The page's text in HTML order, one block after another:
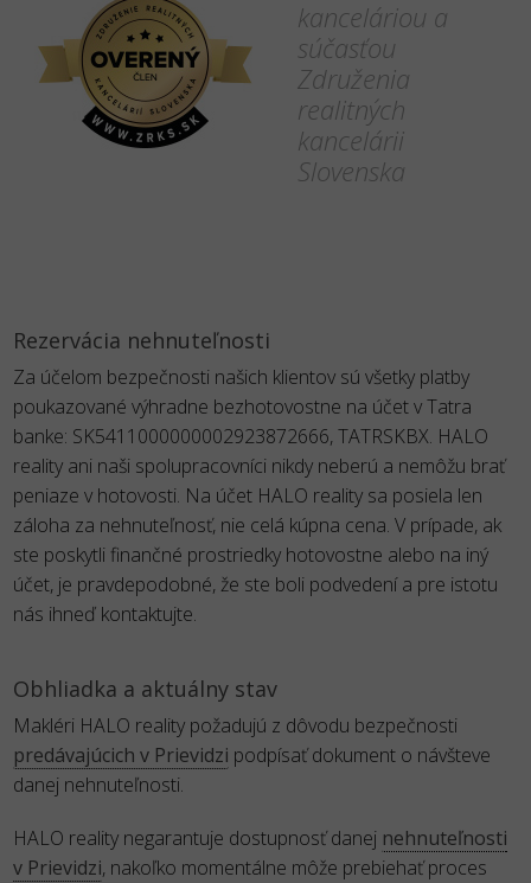
kanceláriou a
súčasťou
Združenia
realitných
kancelárii
Slovenska
Rezervácia nehnuteľnosti
Za účelom bezpečnosti našich klientov sú všetky platby
poukazované výhradne bezhotovostne na účet v Tatra
banke: SK5411000000002923872666, TATRSKBX. HALO
reality ani naši spolupracovníci nikdy neberú a nemôžu brať
peniaze v hotovosti. Na účet HALO reality sa posiela len
záloha za nehnuteľnosť, nie celá kúpna cena. V prípade, ak
ste poskytli finančné prostriedky hotovostne alebo na iný
účet, je pravdepodobné, že ste boli podvedení a pre istotu
nás ihneď kontaktujte.
Obhliadka a aktuálny stav
Makléri HALO reality požadujú z dôvodu bezpečnosti
predávajúcich v Prievidzi podpísať dokument o návšteve
danej nehnuteľnosti.
HALO reality negarantuje dostupnosť danej nehnuteľnosti
v Prievidzi, nakoľko momentálne môže prebiehať proces